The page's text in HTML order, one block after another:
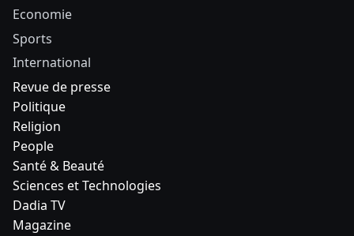
Economie
Sports
International
Revue de presse
Politique
Religion
People
Santé & Beauté
Sciences et Technologies
Dadia TV
Magazine